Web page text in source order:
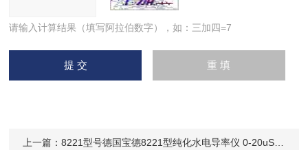
请输入计算结果（填写阿拉伯数字），如：三加四=7
上一篇：8221型号德国宝德8221型纯化水电导率仪 0-20uS/cm-93161500